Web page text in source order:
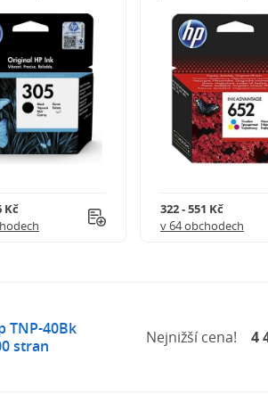
Kč
322 - 551 Kč
v 64 obchodech
TNP-40Bk
stran
Nejnižší cena! 4